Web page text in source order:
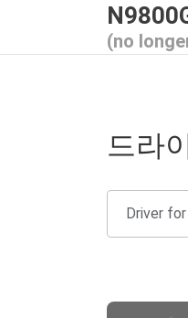
(no
드라